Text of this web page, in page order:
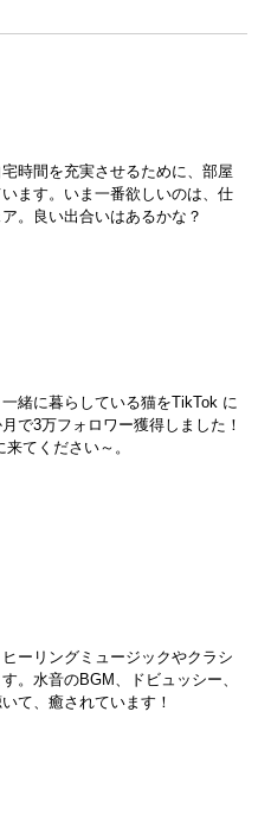
時間を充実させるために、部屋
ます。いま一番欲しいのは、仕
。良い出合いはあるかな？
緒に暮らしている猫をTikTok に
で3万フォロワー獲得しました！
来てください～。
ーリングミュージックやクラシ
。水音のBGM、ドビュッシー、
て、癒されています！